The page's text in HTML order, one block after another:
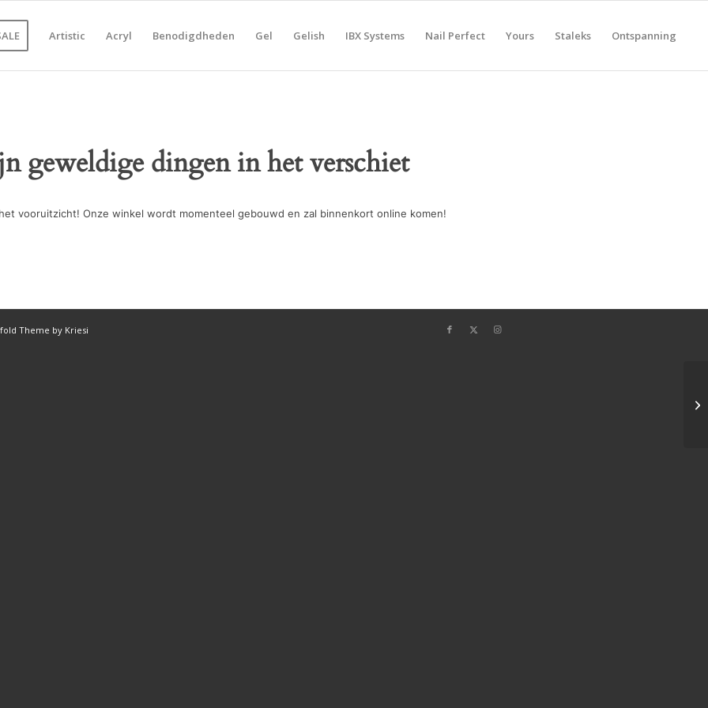
Artistic Acryl Benodigdheden Gel Gelish IBX Systems Nail Perfect Yours Staleks Ontspanning
geweldige dingen in het verschiet
vooruitzicht! Onze winkel wordt momenteel gebouwd en zal binnenkort online komen!
Theme by Kriesi